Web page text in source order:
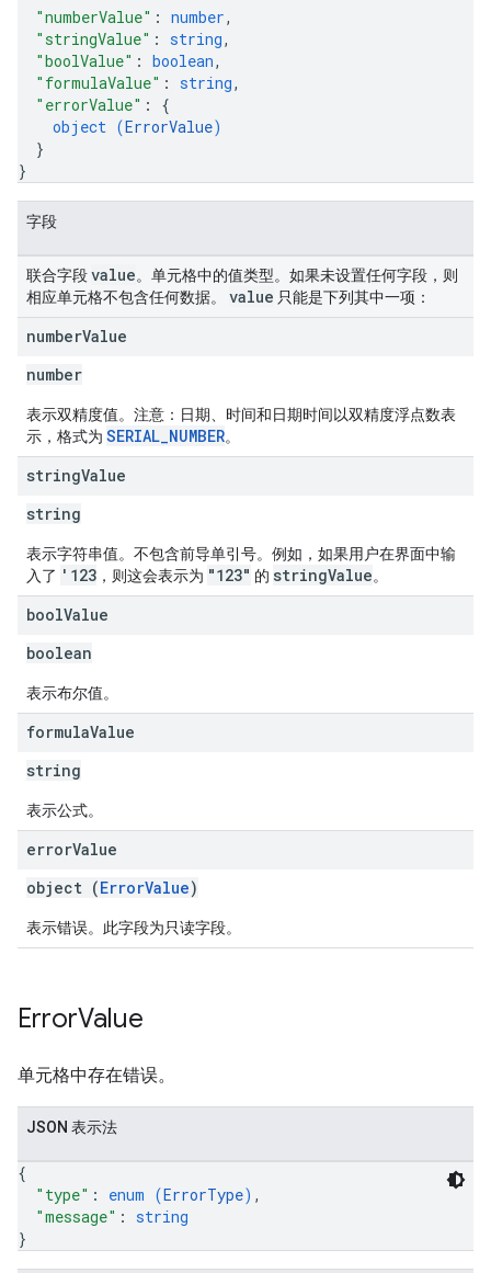
"numberValue" : number,
"stringValue" : string,
"boolValue" : boolean,
"formulaValue" : string,
"errorValue" : {
object (ErrorValue)
}
}
字段
联合字段value。单元格中的值类型。如果未设置任何字段，则
相应单元格不包含任何数据。 value 只能是下列其中一项：
numberValue
number
表示双精度值。注意：日期、时间和日期时间以双精度浮点数表
示，格式为 SERIAL_NUMBER。
stringValue
string
表示字符串值。不包含前导单引号。例如，如果用户在界面中输
入了 '123 ，则这会表示为 "123" 的 stringValue。
boolValue
boolean
表示布尔值。
formulaValue
string
表示公式。
errorValue
object (ErrorValue)
表示错误。此字段为只读字段。
ErrorValue
单元格中存在错误。
JSON 表示法
{
"type" : enum (ErrorType) ,
"message" : string
}